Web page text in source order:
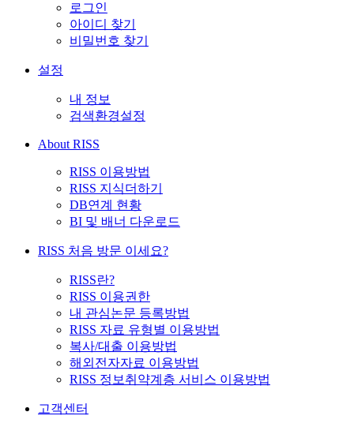
로그인
아이디 찾기
비밀번호 찾기
설정
내 정보
검색환경설정
About RISS
RISS 이용방법
RISS 지식더하기
DB연계 현황
BI 및 배너 다운로드
RISS 처음 방문 이세요?
RISS란?
RISS 이용권한
내 관심논문 등록방법
RISS 자료 유형별 이용방법
복사/대출 이용방법
해외전자자료 이용방법
RISS 정보취약계층 서비스 이용방법
고객센터